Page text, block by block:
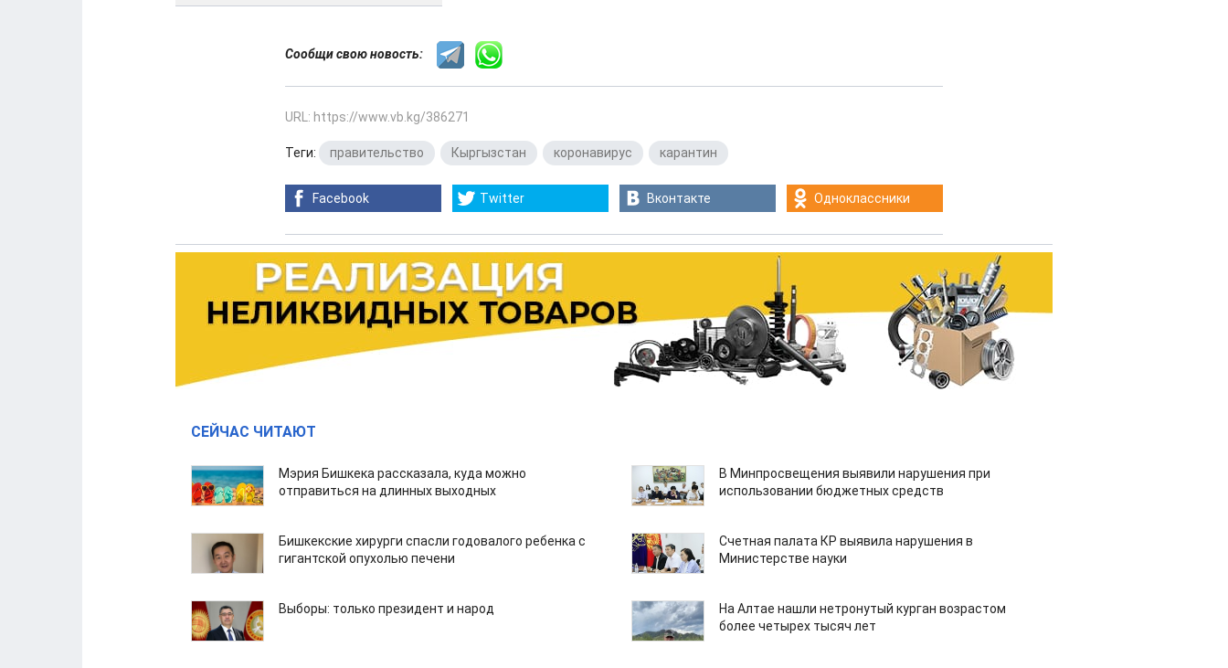
Сообщи свою новость:
URL: https://www.vb.kg/386271
Теги: правительство Кыргызстан коронавирус карантин
Facebook Twitter Вконтакте Одноклассники
СЕЙЧАС ЧИТАЮТ
Мэрия Бишкека рассказала, куда можно
отправиться на длинных выходных
В Минпросвещения выявили нарушения при
использовании бюджетных средств
Бишкекские хирурги спасли годовалого ребенка с
гигантской опухолью печени
Счетная палата КР выявила нарушения в
Министерстве науки
Выборы: только президент и народ
На Алтае нашли нетронутый курган возрастом
более четырех тысяч лет